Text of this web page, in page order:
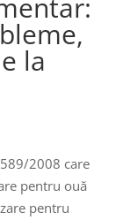
la
2008 care
pentru ouă
pentru